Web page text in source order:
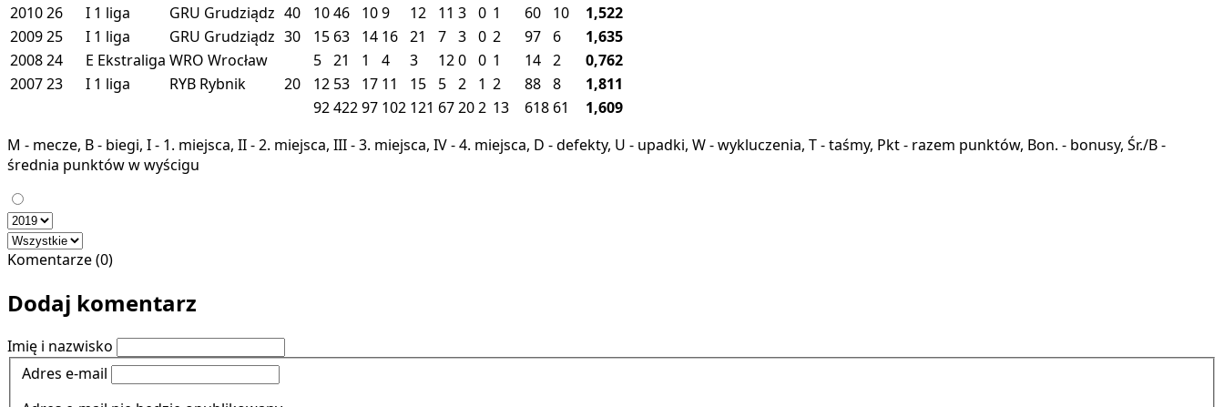
201026 I 1 liga GRU Grudziądz 40 1046 109 12 11 3 0 1 60 10
1,522
200925 I 1 liga GRU Grudziądz 30 15 63 14 16 21 7 3 0 2 97 6
1,635
200824 E Ekstraliga WRO Wrocław 5 21 1 4 3 120 0 1 14 2
0,762
200723 I 1 liga RYB Rybnik 20 12 53 17 11 15 5 2 1 2 88 8
1,811
9242297 102 121 67202 13 618 61
1,609
M - mecze, B - biegi, I - 1. miejsca, II - 2. miejsca, III - 3. miejsca, IV - 4. miejsca, D - defekty, U - upadki, W - wykluczenia, T - taśmy, Pkt - razem punktów, Bon. - bonusy, Śr./B -
średnia punktów w wyścigu
Komentarze (0)
Dodaj komentarz
Imię i nazwisko
Adres e-mail